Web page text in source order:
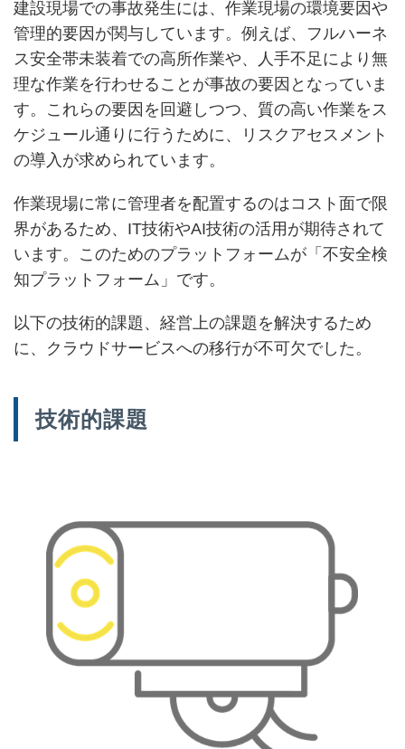
建設現場での事故発生には、作業現場の環境要因や
管理的要因が関与しています。例えば、フルハーネ
ス安全帯未装着での高所作業や、人手不足により無
理な作業を行わせることが事故の要因となっていま
す。これらの要因を回避しつつ、質の高い作業をス
ケジュール通りに行うために、リスクアセスメント
の導入が求められています。
作業現場に常に管理者を配置するのはコスト面で限
界があるため、IT技術やAI技術の活用が期待されて
います。このためのプラットフォームが「不安全検
知プラットフォーム」です。
以下の技術的課題、経営上の課題を解決するため
に、クラウドサービスへの移行が不可欠でした。
技術的課題